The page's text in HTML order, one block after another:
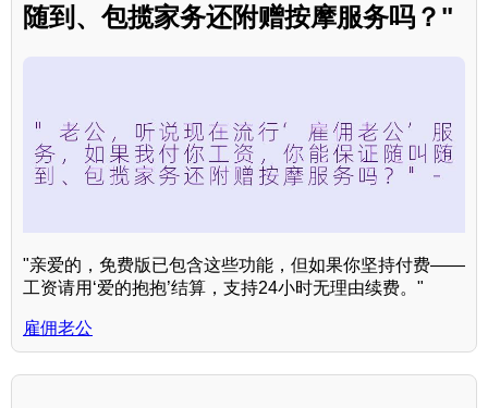
随到、包揽家务还附赠按摩服务吗？"
"亲爱的，免费版已包含这些功能，但如果你坚持付费——
工资请用‘爱的抱抱’结算，支持24小时无理由续费。"
雇佣老公